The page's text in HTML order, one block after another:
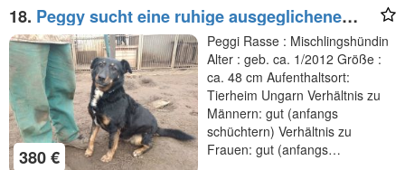
18. Peggy sucht eine ruhige ausgeglichene
Familie
380 €
Peggi Rasse : Mischlingshündin
Alter : geb. ca. 1/2012 Größe :
ca. 48 cm Aufenthaltsort:
Tierheim Ungarn Verhältnis zu
Männern: gut (anfangs
schüchtern) Verhältnis zu
Frauen: gut (anfangs…